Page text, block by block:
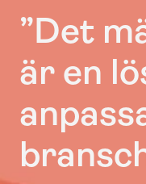
”Det
är en